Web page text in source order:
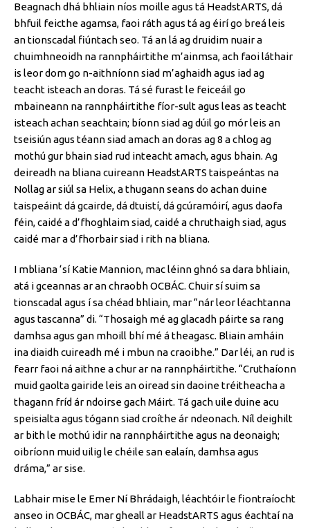
Beagnach dhá bhliain níos moille agus tá HeadstARTS, dá
bhfuil feicthe agamsa, faoi ráth agus tá ag éirí go breá leis
an tionscadal fiúntach seo. Tá an lá ag druidim nuair a
chuimhneoidh na rannpháirtithe m’ainmsa, ach faoi láthair
is leor dom go n-aithníonn siad m’aghaidh agus iad ag
teacht isteach an doras. Tá sé furast le feiceáil go
mbaineann na rannpháirtithe fíor-sult agus leas as teacht
isteach achan seachtain; bíonn siad ag dúil go mór leis an
tseisiún agus téann siad amach an doras ag 8 a chlog ag
mothú gur bhain siad rud inteacht amach, agus bhain. Ag
deireadh na bliana cuireann HeadstARTS taispeántas na
Nollag ar siúl sa Helix, a thugann seans do achan duine
taispeáint dá gcairde, dá dtuistí, dá gcúramóirí, agus daofa
féin, caidé a d’fhoghlaim siad, caidé a chruthaigh siad, agus
caidé mar a d’fhorbair siad i rith na bliana.
I mbliana ‘sí Katie Mannion, mac léinn ghnó sa dara bhliain,
atá i gceannas ar an chraobh OCBÁC. Chuir sí suim sa
tionscadal agus í sa chéad bhliain, mar “nár leor léachtanna
agus tascanna” di. “Thosaigh mé ag glacadh páirte sa rang
damhsa agus gan mhoill bhí mé á theagasc. Bliain amháin
ina diaidh cuireadh mé i mbun na craoibhe.” Dar léi, an rud is
fearr faoi ná aithne a chur ar na rannpháirtithe. “Cruthaíonn
muid gaolta gairide leis an oiread sin daoine tréitheacha a
thagann fríd ár ndoirse gach Máirt. Tá gach uile duine acu
speisialta agus tógann siad croíthe ár ndeonach. Níl deighilt
ar bith le mothú idir na rannpháirtithe agus na deonaigh;
oibríonn muid uilig le chéile san ealaín, damhsa agus
dráma,” ar sise.
Labhair mise le Emer Ní Bhrádaigh, léachtóir le fiontraíocht
anseo in OCBÁC, mar gheall ar HeadstARTS agus éachtaí na